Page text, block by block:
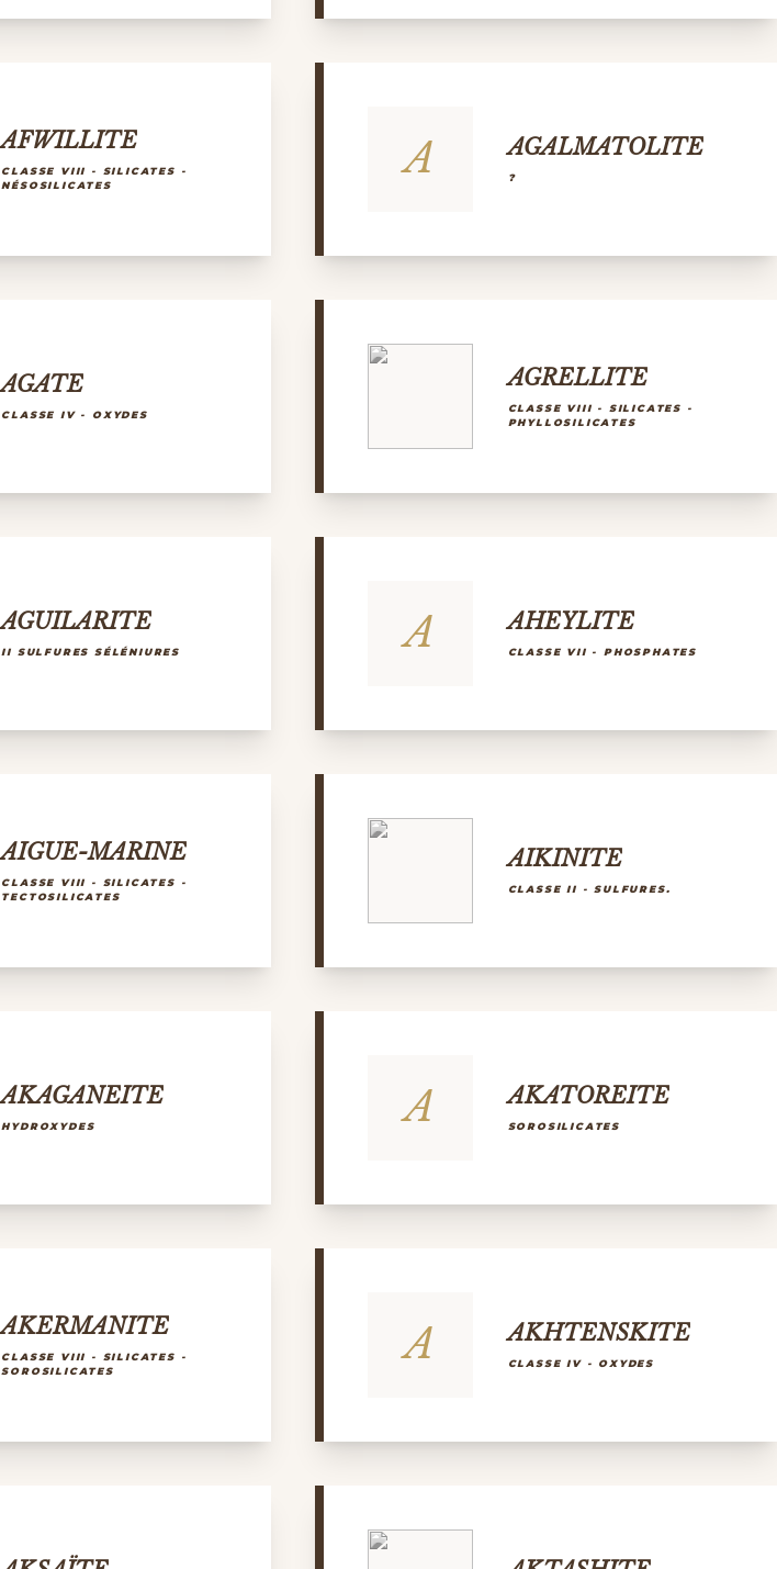
AFWILLITE
CLASSE VIII - SILICATES -
NÉSOSILICATES
A AGALMATOLITE
?
AGATE
CLASSE IV - OXYDES
AGRELLITE
CLASSE VIII - SILICATES -
PHYLLOSILICATES
AGUILARITE
II SULFURES SÉLÉNIURES A AHEYLITE
CLASSE VII - PHOSPHATES
AIGUE-MARINE
CLASSE VIII - SILICATES -
TECTOSILICATES
AIKINITE
CLASSE II - SULFURES.
AKAGANEITE
HYDROXYDES A AKATOREITE
SOROSILICATES
AKERMANITE
CLASSE VIII - SILICATES -
SOROSILICATES
A AKHTENSKITE
CLASSE IV - OXYDES